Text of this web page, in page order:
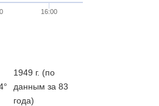
16:00
1949 г. (по
данным за 83
года)